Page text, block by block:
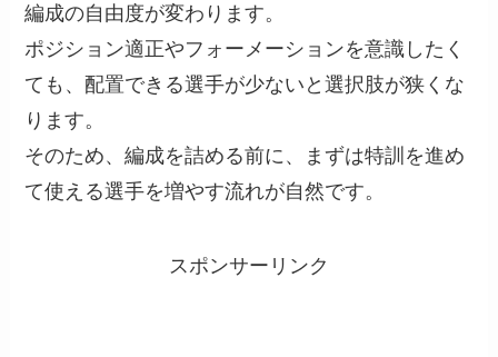
編成の自由度が変わります。
ポジション適正やフォーメーションを意識したく
ても、配置できる選手が少ないと選択肢が狭くな
ります。
そのため、編成を詰める前に、まずは特訓を進め
て使える選手を増やす流れが自然です。
スポンサーリンク